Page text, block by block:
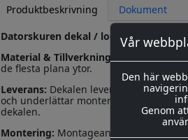
Vår
Den här
Genom
Produktbeskrivning
Dokument
Datorskuren dekal / logo
Material & Tillverkning:
Dessa
de flesta plana ytor.
Leverans: Dekalen levereras redo för
och underlättar monteringen.
dekalen.
Montering: Montageanvisning hittar du